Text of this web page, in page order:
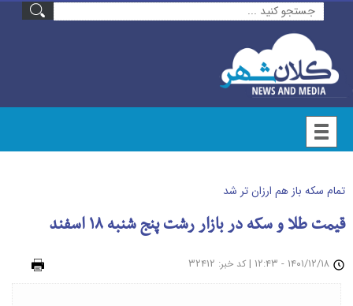
تمام سکه باز هم ارزان تر شد
قیمت طلا و سکه در بازار رشت پنج شنبه ۱۸ اسفند
| کد خبر: ۳۲۴۱۲